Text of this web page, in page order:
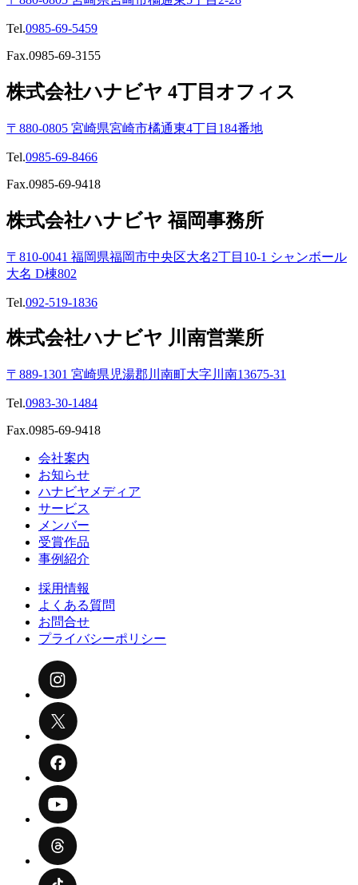
Tel.0985-69-5459
Fax.0985-69-3155
株式会社ハナビヤ 4丁目オフィス
〒880-0805 宮崎県宮崎市橘通東4丁目184番地
Tel.0985-69-8466
Fax.0985-69-9418
株式会社ハナビヤ 福岡事務所
〒810-0041 福岡県福岡市中央区大名2丁目10-1 シャンボール
大名 D棟802
Tel.092-519-1836
株式会社ハナビヤ 川南営業所
〒889-1301 宮崎県児湯郡川南町大字川南13675-31
Tel.0983-30-1484
Fax.0985-69-9418
会社案内
お知らせ
ハナビヤメディア
サービス
メンバー
受賞作品
事例紹介
採用情報
よくある質問
お問合せ
プライバシーポリシー